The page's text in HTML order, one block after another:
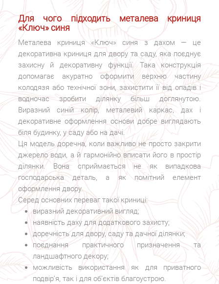
Для чого підходить металева криниця
«Ключ» синя
Металева криниця «Ключ» синя з дахом — це
декоративна криниця для двору та саду, яка поєднує
захисну й декоративну функції. Така конструкція
допомагає акуратно оформити верхню частину
колодязя або технічної зони, захистити її від опадів і
водночас зробити ділянку більш доглянутою.
Виразний синій колір, металевий каркас, дах і
декоративне оформлення основи добре виглядають
біля будинку, у саду або на дачі.
Ця модель доречна, коли важливо не просто закрити
джерело води, а й гармонійно вписати його в простір
ділянки. Вона сприймається не як випадкова
господарська деталь, а як помітний елемент
оформлення двору.
Серед основних переваг такої криниці:
виразний декоративний вигляд;
наявність даху для додаткового захисту;
доречність для двору, саду та дачної ділянки;
поєднання практичного призначення та
ландшафтного декору;
можливість використання як для приватного
подвір’я, так і для об’єктів благоустрою.